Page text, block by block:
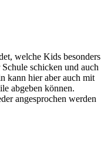
welche Kids besonders
schicken und auch
kann hier aber auch mit
abgeben können.
angesprochen werden